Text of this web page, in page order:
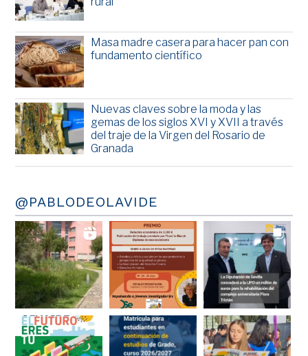
Masa madre casera para hacer pan con
fundamento científico
Nuevas claves sobre la moda y las
gemas de los siglos XVI y XVII a través
del traje de la Virgen del Rosario de
Granada
@PABLODEOLAVIDE